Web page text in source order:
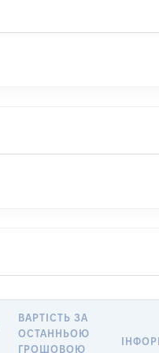
ВАРТІСТЬ ЗА
ОСТАННЬОЮ
ГРОШОВОЮ